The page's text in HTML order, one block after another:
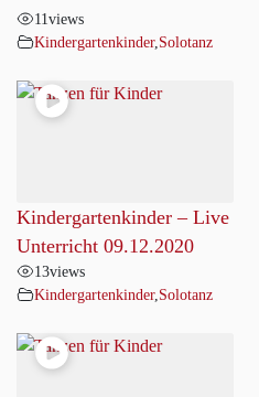
11views
Kindergartenkinder, Solotanz
Kindergartenkinder – Live
Unterricht 09.12.2020
13views
Kindergartenkinder, Solotanz